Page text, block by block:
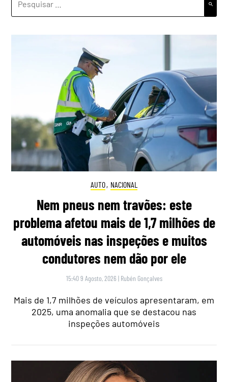
POR:
AUTO, NACIONAL
Nem pneus nem travões: este
problema afetou mais de 1,7 milhões de
automóveis nas inspeções e muitos
condutores nem dão por ele
15:40 9 Agosto, 2026 | Rubén Gonçalves
Mais de 1,7 milhões de veículos apresentaram, em
2025, uma anomalia que se destacou nas
inspeções automóveis